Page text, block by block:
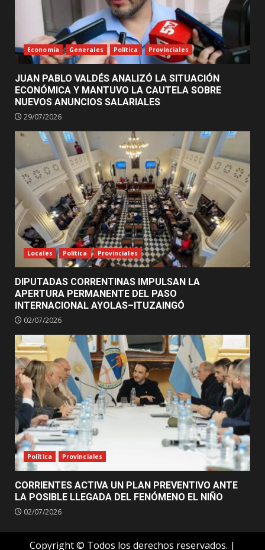
Economía Generales Política Provinciales
JUAN PABLO VALDÉS ANALIZÓ LA SITUACIÓN
ECONÓMICA Y MANTUVO LA CAUTELA SOBRE
NUEVOS ANUNCIOS SALARIALES
29/07/2026
Locales Política Provinciales
DIPUTADAS CORRENTINAS IMPULSAN LA
APERTURA PERMANENTE DEL PASO
INTERNACIONAL AYOLAS–ITUZAINGÓ
02/07/2026
Política Provinciales
CORRIENTES ACTIVA UN PLAN PREVENTIVO ANTE
LA POSIBLE LLEGADA DEL FENÓMENO EL NIÑO
02/07/2026
Copyright © Todos los derechos reservados. |